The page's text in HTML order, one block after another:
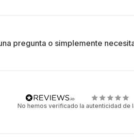
pregunta o simplemente
No hemos verificado la autenticidad de